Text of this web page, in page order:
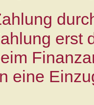
erst
eine